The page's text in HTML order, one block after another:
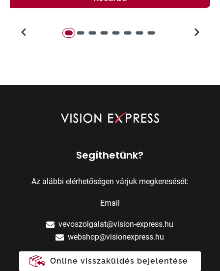
Segíthetünk?
Az alábbi elérhetőségen várjuk megkeresését:
Email
vevoszolgalat@vision-express.hu
webshop@visionexpress.hu
Online visszaküldés bejelentése